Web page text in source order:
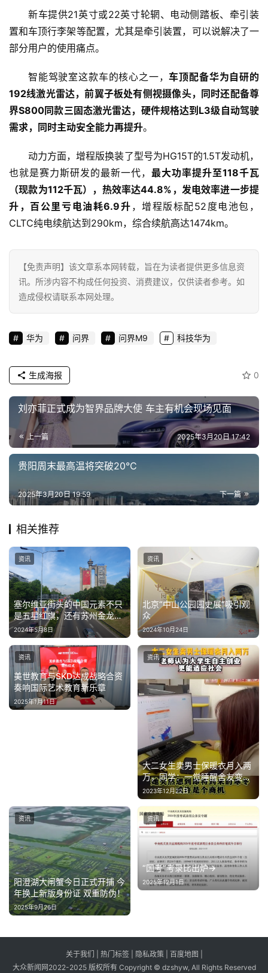
商
业
消
生
活
技
财
经
车
·
新
能
源
登录
新车提供21英寸或22英寸轮辋、电动侧踏板、牵引装
置和车顶行李架等配置，尤其是牵引装置，可以说解决了一
部分用户的使用痛点。
智能驾驶室这款车的核心之一，车顶配备华为自研的
192线激光雷达，前翼子板处有侧视摄像头，同时还配备尊
界S800同款三固态激光雷达，硬件规格达到L3级自动驾驶
需求，同时主动安全能力再提升。
动力方面，增程版换装了型号为HG15T的1.5T发动机，
也就是赛力斯研发的最新一代， 最大功率提升至118千瓦
（现款为112千瓦），热效率达44.8%，发电效率进一步提
升，百公里亏电油耗6.9升 ，增程版标配52度电池包，
CLTC纯电续航达到290km，综合续航高达1474km。
【免责声明】该文章系本网转载，旨在为读者提供更多信息资
讯。所涉内容不构成任何投资、消费建议，仅供读者参考。如
造成侵权请联系本网处理。
华为 问界 问界M9 科技华为
0
生成海报
刘亦菲正式成为智界品牌大使 车主有机会现场见面
上一篇 2025年3月20日 17:42
贵阳周末最高温将突破20℃
下一篇
2025年3月20日 19:59
相关推荐
塞尔维亚街头的中国元素不只
是五星红旗，还有苏州金龙海
格客车！
2024年5月8日
资讯
北京“中山公园园史展”吸引观
众
2024年10月24日
资讯
美世教育与SKD达成战略合资
奏响国际艺术教育新乐章
2025年1月11日
资讯
大二女生卖男士保暖衣月入两
万，同学：一觉睡醒舍友变成
老板了
2023年12月22日
资讯
阳澄湖大闸蟹今日正式开捕 今
年换上新版身份证 双重防伪！
2025年9月26日
资讯
“国考”考录比出炉→
2025年12月1日
资讯
关于我们 热门标签 隐私政策 百度地图
大众新闻网2022-2025 版权所有 Copyright © dzshyw, All Rights Reserved